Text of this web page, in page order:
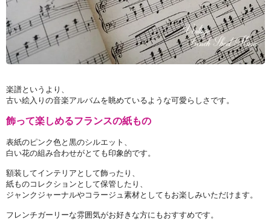
楽譜というより、
古い絵入りの音楽アルバムを眺めているような可愛らしさです。
飾って楽しめるフランスの紙もの
表紙のピンク色と黒のシルエット、
白い花の組み合わせがとても印象的です。
額装してインテリアとして飾ったり、
紙ものコレクションとして保管したり、
ジャンクジャーナルやコラージュ素材としてもお楽しみいただけます。
フレンチガーリーな雰囲気がお好きな方にもおすすめです。